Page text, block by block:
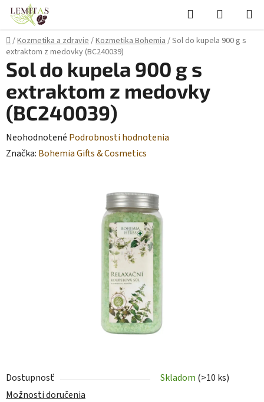
Prejsť
obsah
Hľadať
KOŠÍK
Domov
/Kozmetika a zdravie/Kozmetika Bohemia/Sol do kupela 900 g s
extraktom z medovky (BC240039)
Dostupnosť Skladom (>10 ks)
Možnosti doručenia
Sol do kupela 900 g s
extraktom z medovky
(BC240039)
Priemerné
hodnotenie
Neohodnotené Podrobnosti hodnotenia
Značka: Bohemia Gifts & Cosmetics